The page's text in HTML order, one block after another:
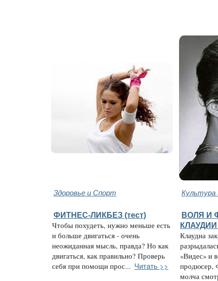
Здоровье и Спорт Культура
ФИТНЕС-ЛИКБЕЗ (тест)
Чтобы похудеть, нужно меньше есть
и больше двигаться - очень
неожиданная мысль, правда? Но как
двигаться, как правильно? Проверь
себя при помощи прос... Читать >>
ВОЛЯ И
Клаудиа
«Видес» и
продюсер,
молча